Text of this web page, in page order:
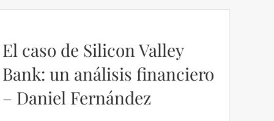
El caso de Silicon Valley
Bank: un análisis financiero
– Daniel Fernández